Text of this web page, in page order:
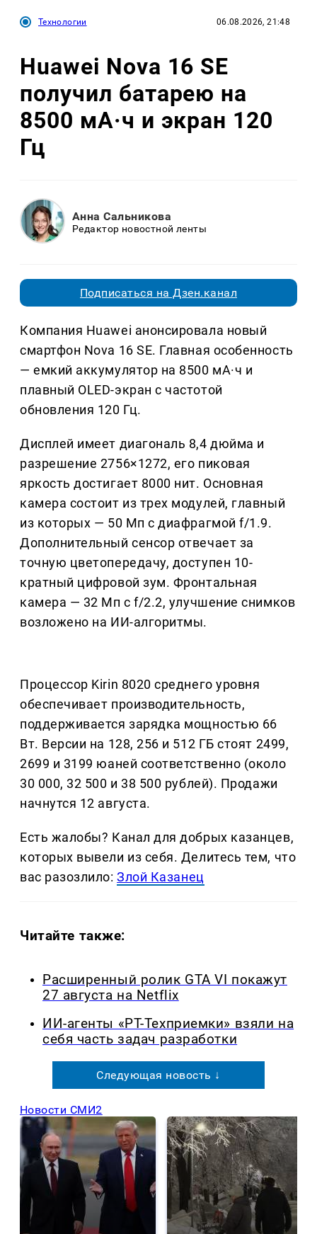
Технологии 06.08.2026, 21:48
Huawei Nova 16 SE
получил батарею на
8500 мА·ч и экран 120
Гц
Анна Сальникова
Редактор новостной ленты
Подписаться на Дзен.канал
Компания Huawei анонсировала новый
смартфон Nova 16 SE. Главная особенность
— емкий аккумулятор на 8500 мА·ч и
плавный OLED-экран с частотой
обновления 120 Гц.
Дисплей имеет диагональ 8,4 дюйма и
разрешение 2756×1272, его пиковая
яркость достигает 8000 нит. Основная
камера состоит из трех модулей, главный
из которых — 50 Мп с диафрагмой f/1.9.
Дополнительный сенсор отвечает за
точную цветопередачу, доступен 10-
кратный цифровой зум. Фронтальная
камера — 32 Мп с f/2.2, улучшение снимков
возложено на ИИ-алгоритмы.
Процессор Kirin 8020 среднего уровня
обеспечивает производительность,
поддерживается зарядка мощностью 66
Вт. Версии на 128, 256 и 512 ГБ стоят 2499,
2699 и 3199 юаней соответственно (около
30 000, 32 500 и 38 500 рублей). Продажи
начнутся 12 августа.
Есть жалобы? Канал для добрых казанцев,
которых вывели из себя. Делитеcь тем, что
вас разозлило:Злой Казанец
Читайте также:
Расширенный ролик GTA VI покажут
27 августа на Netflix
ИИ-агенты «РТ-Техприемки» взяли на
себя часть задач разработки
Следующая новость ↓
Новости СМИ2